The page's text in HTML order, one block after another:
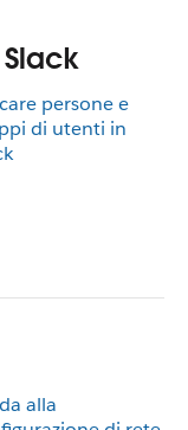
persone e
di utenti in
alla